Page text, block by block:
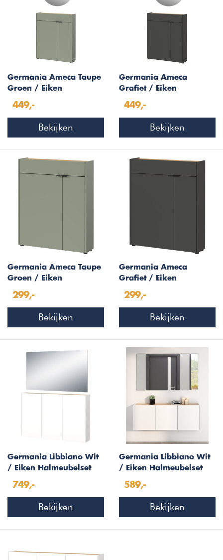
Germania Ameca Taupe
Groen / Eiken
449,-
Bekijken
Germania Ameca
Grafiet / Eiken
449,-
Bekijken
Germania Ameca Taupe
Groen / Eiken
Wandkast
299,-
Bekijken
Germania Ameca
Grafiet / Eiken
Wandkast
299,-
Bekijken
Germania Libbiano Wit
/ Eiken Halmeubelset
749,-
Bekijken
Germania Libbiano Wit
/ Eiken Halmeubelset
589,-
Bekijken